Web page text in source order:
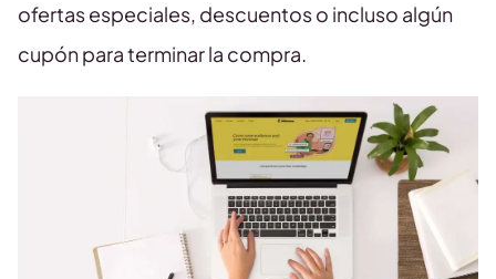
ofertas especiales, descuentos o incluso algún
cupón para terminar la compra.